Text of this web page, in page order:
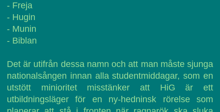
- Freja
- Hugin
- Munin
- Biblan
Det är utifrån dessa namn och att man måste sjunga
nationalsången innan alla studentmiddagar, som en
utstött minioritet misstänker att HiG är ett
utbildningsläger för en ny-hedninsk rörelse som